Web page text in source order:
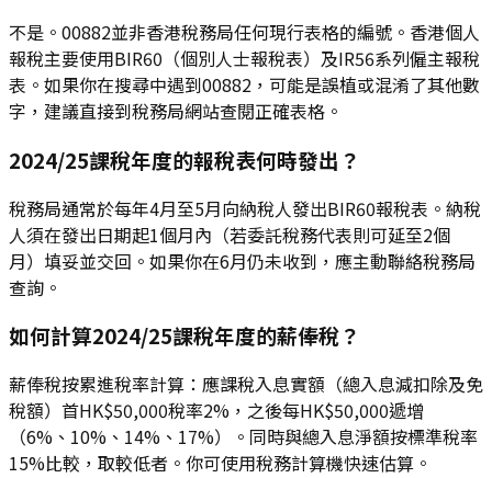
不是。00882並非香港稅務局任何現行表格的編號。香港個人
報稅主要使用BIR60（個別人士報稅表）及IR56系列僱主報稅
表。如果你在搜尋中遇到00882，可能是誤植或混淆了其他數
字，建議直接到稅務局網站查閱正確表格。
2024/25課稅年度的報稅表何時發出？
稅務局通常於每年4月至5月向納稅人發出BIR60報稅表。納稅
人須在發出日期起1個月內（若委託稅務代表則可延至2個
月）填妥並交回。如果你在6月仍未收到，應主動聯絡稅務局
查詢。
如何計算2024/25課稅年度的薪俸稅？
薪俸稅按累進稅率計算：應課稅入息實額（總入息減扣除及免
稅額）首HK$50,000稅率2%，之後每HK$50,000遞增
（6%、10%、14%、17%）。同時與總入息淨額按標準稅率
15%比較，取較低者。你可使用稅務計算機快速估算。